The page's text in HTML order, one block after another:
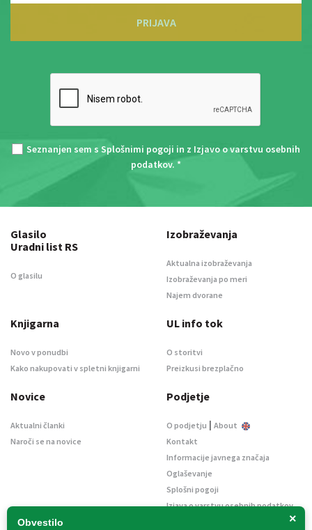
PRIJAVA
Seznanjen sem s Splošnimi pogoji in z Izjavo o varstvu osebnih
podatkov. *
×
Obvestilo
Glasilo
Uradni list RS
O glasilu
Izobraževanja
Aktualna izobraževanja
Izobraževanja po meri
Najem dvorane
Knjigarna
Novo v ponudbi
Kako nakupovati v spletni knjigarni
UL info tok
O storitvi
Preizkusi brezplačno
Novice
Aktualni članki
Naroči se na novice
Podjetje
O podjetju | About
Kontakt
Informacije javnega značaja
Oglaševanje
Splošni pogoji
Izjava o varstvu osebnih podatkov